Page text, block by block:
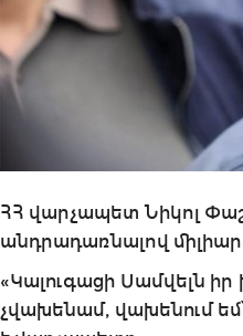
ՀՀ վարչապետ Նիկոլ
անդրադառնալով
«Կալուգացի Սամվելն
չվախենամ, վախենում